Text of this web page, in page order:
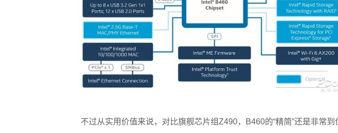
不过从实用价值来说，对比旗舰芯片组Z490，B460的“精简”还是非常